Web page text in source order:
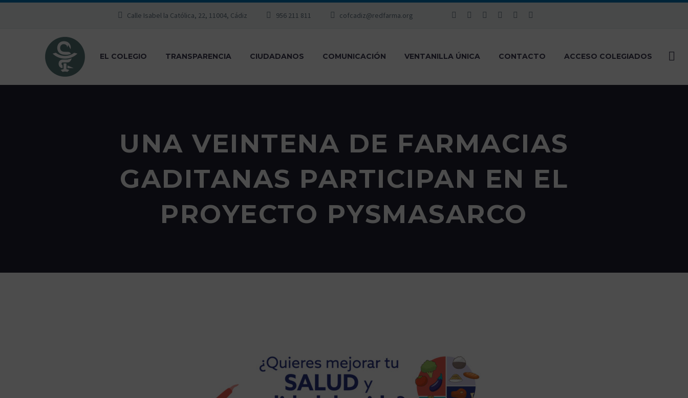
Calle Isabel la Católica, 22, 11004, Cádiz 956 211 811 cofcadiz@redfarma.org
EL COLEGIO TRANSPARENCIA CIUDADANOS COMUNICACIÓN VENTANILLA ÚNICA CONTACTO ACCESO COLEGIADOS
UNA VEINTENA DE FARMACIAS
GADITANAS PARTICIPAN EN EL
PROYECTO PYSMASARCO